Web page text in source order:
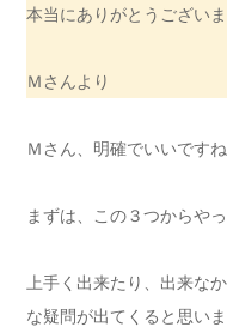
本当にありがとうござい
Ｍさんより
Ｍさん、明確でいいですね
まずは、この３つからや
上手く出来たり、出来な
な疑問が出てくると思いま